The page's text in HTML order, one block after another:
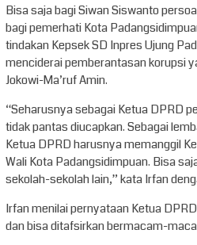
Bisa saja bagi Siwan Siswanto
bagi pemerhati Kota
tindakan Kepsek SD Inpres Ujung
menciderai pemberantasan korupsi
Jokowi-Ma’ruf Amin.
“Seharusnya sebagai Ketua DPRD
tidak pantas diucapkan. Sebagai
Ketua DPRD harusnya memanggil
Wali Kota Padangsidimpuan. Bisa
sekolah-sekolah lain,” kata Irfan
Irfan menilai pernyataan Ketua
dan bisa ditafsirkan bermacam-